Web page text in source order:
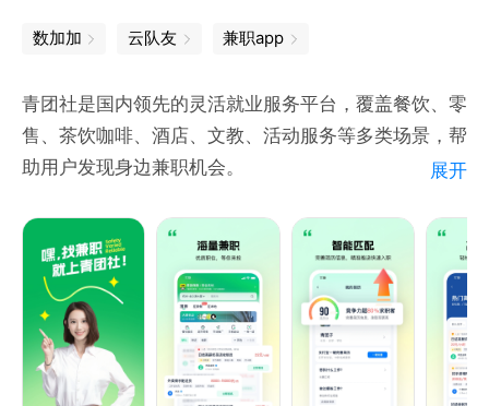
联系方式：info@cashbackok.com
数加加 云队友 兼职app
青团社是国内领先的灵活就业服务平台，覆盖餐饮、零
售、茶饮咖啡、酒店、文教、活动服务等多类场景，帮
助用户发现身边兼职机会。
会并完成报名。
【大牌名企】
汇集多类知名企业及品牌商家的服务机会，拓展更多灵
活选择。
展开